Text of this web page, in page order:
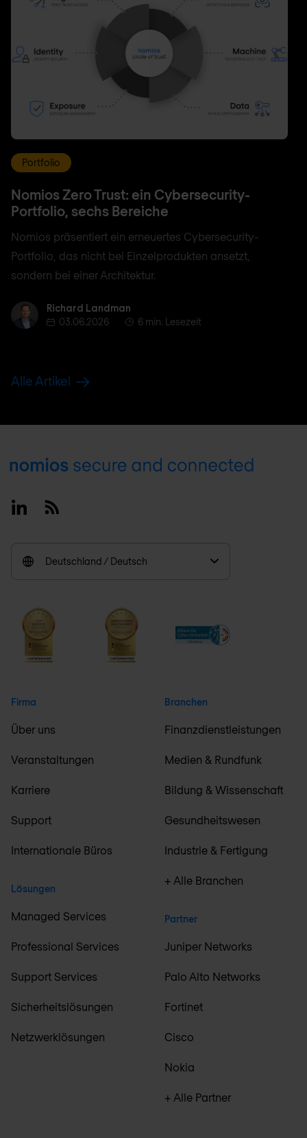
Portfolio
Nomios Zero Trust: ein Cybersecurity-
Portfolio, sechs Bereiche
Nomios präsentiert ein erneuertes Cybersecurity-
Portfolio, das nicht bei Einzelprodukten ansetzt,
sondern bei einer Architektur.
Richard Landman
Richard Landman
03.06.2026
6 min. Lesezeit
Alle Artikel
Footer
LinkedinRSS
Deutschland / Deutsch
Firma
Über uns
Veranstaltungen
Karriere
Support
Internationale Büros
Lösungen
Managed Services
Professional Services
Support Services
Sicherheitslösungen
Netzwerklösungen
Branchen
Finanzdienstleistungen
Medien & Rundfunk
Bildung & Wissenschaft
Gesundheitswesen
Industrie & Fertigung
+ Alle Branchen
Partner
Juniper Networks
Palo Alto Networks
Fortinet
Cisco
Nokia
+ Alle Partner